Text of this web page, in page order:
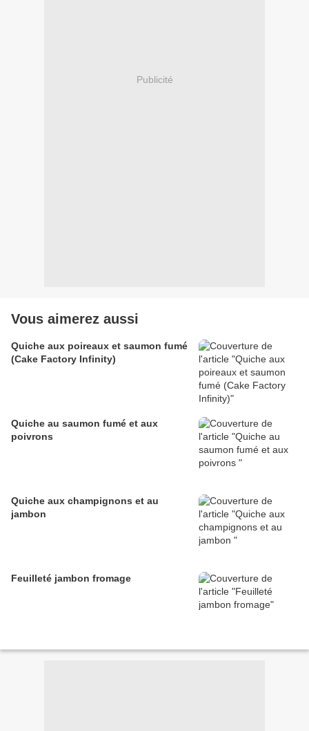
Publicité
Vous aimerez aussi
Quiche aux poireaux et saumon fumé
(Cake Factory Infinity)
Quiche au saumon fumé et aux
poivrons
Quiche aux champignons et au
jambon
Feuilleté jambon fromage